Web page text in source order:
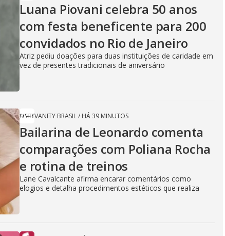
Luana Piovani celebra 50 anos
com festa beneficente para 200
convidados no Rio de Janeiro
Atriz pediu doações para duas instituições de caridade em
vez de presentes tradicionais de aniversário
VANITY BRASIL/ HÁ 39 MINUTOS
Bailarina de Leonardo comenta
comparações com Poliana Rocha
e rotina de treinos
Lane Cavalcante afirma encarar comentários como
elogios e detalha procedimentos estéticos que realiza